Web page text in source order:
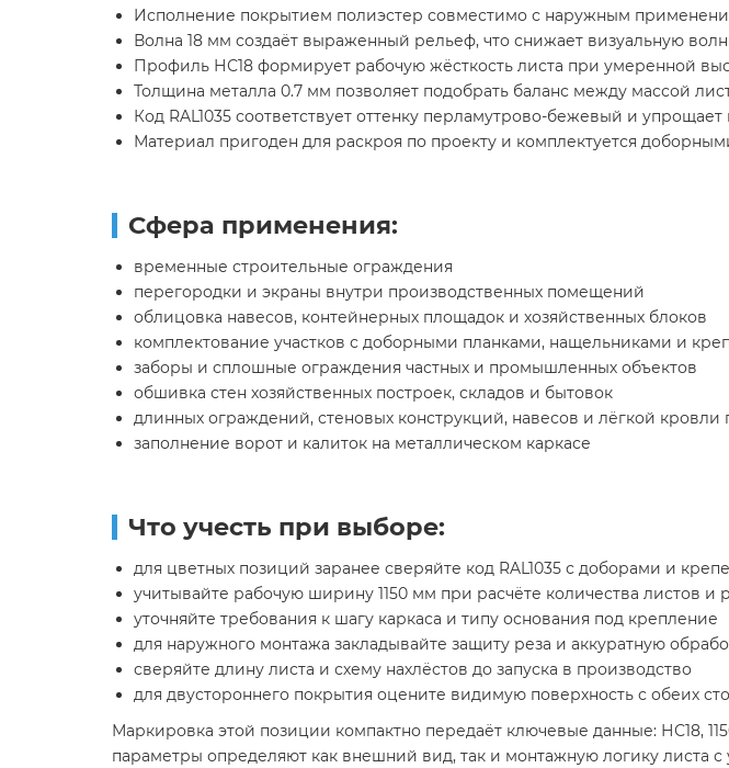
Исполнение покрытием полиэстер совместимо с наружным
Волна 18 мм создаёт выраженный рельеф, что снижает визуальную
Профиль НС18 формирует рабочую жёсткость листа при умеренной
Толщина металла 0.7 мм позволяет подобрать баланс между массой
Код RAL1035 соответствует оттенку перламутрово-бежевый и
Материал пригоден для раскроя по проекту и комплектуется
Сфера применения:
временные строительные ограждения
перегородки и экраны внутри производственных помещений
облицовка навесов, контейнерных площадок и хозяйственных блоков
комплектование участков с доборными планками, нащельниками и
заборы и сплошные ограждения частных и промышленных объектов
обшивка стен хозяйственных построек, складов и бытовок
длинных ограждений, стеновых конструкций, навесов и лёгкой кровли
заполнение ворот и калиток на металлическом каркасе
Что учесть при выборе:
для цветных позиций заранее сверяйте код RAL1035 с доборами и
учитывайте рабочую ширину 1150 мм при расчёте количества листов и
уточняйте требования к шагу каркаса и типу основания под крепление
для наружного монтажа закладывайте защиту реза и аккуратную
сверяйте длину листа и схему нахлёстов до запуска в производство
для двустороннего покрытия оцените видимую поверхность с обеих
Маркировка этой позиции компактно передаёт ключевые данные: НС18,
параметры определяют как внешний вид, так и монтажную логику листа с